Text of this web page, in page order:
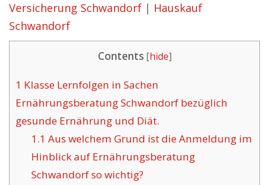
Versicherung Schwandorf | Hauskauf
Schwandorf
Contents [hide]
1 Klasse Lernfolgen in Sachen
Ernährungsberatung Schwandorf bezüglich
gesunde Ernährung und Diät.
1.1 Aus welchem Grund ist die Anmeldung im
Hinblick auf Ernährungsberatung
Schwandorf so wichtig?